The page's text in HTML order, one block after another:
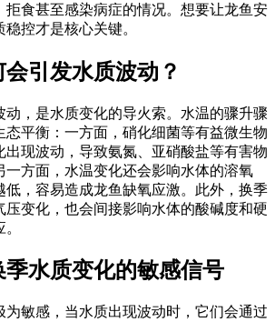
拒食甚至感染病症的情况。想要让龙鱼安
控才是核心关键。
引发水质波动？
动，是水质变化的导火索。水温的骤升骤
态平衡：一方面，硝化细菌等有益微生物
出现波动，导致氨氮、亚硝酸盐等有害物
一方面，水温变化还会影响水体的溶氧
低，容易造成龙鱼缺氧应激。此外，换季
压变化，也会间接影响水体的酸碱度和硬
水质变化的敏感信号
为敏感，当水质出现波动时，它们会通过